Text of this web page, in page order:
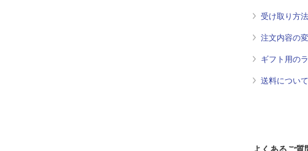
受け取り方
注文内容の
ギフト用の
送料について
よくあるご質